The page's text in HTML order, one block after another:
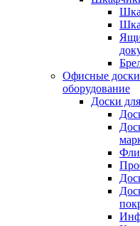
Офисные
оборудование
Доски